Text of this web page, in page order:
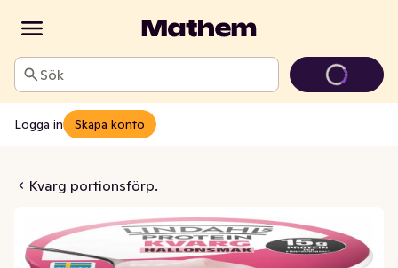
Sök
Logga in Skapa konto
Kvarg portionsförp.
Utan Tillsatt Socker